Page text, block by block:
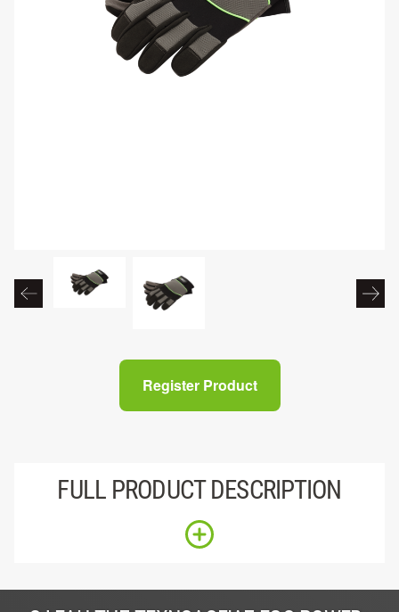
Register Product
FULL PRODUCT DESCRIPTION